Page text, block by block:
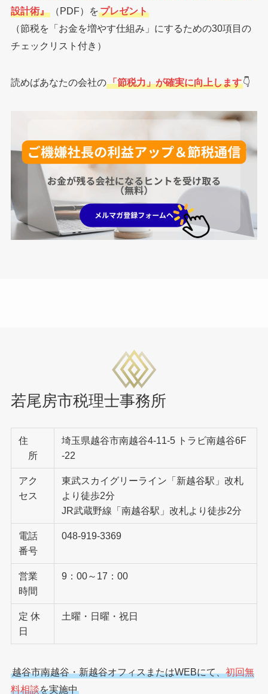
設計術』（PDF）をプレゼント
（節税を「お金を増やす仕組み」にするための30項目の
チェックリスト付き）
読めばあなたの会社の「節税力」が確実に向上します👇
若尾房市税理士事務所
住
所
埼玉県越谷市南越谷4-11-5 トラビ南越谷6F
-22
アク
セス
東武スカイグリーライン「新越谷駅」改札
より徒歩2分
JR武蔵野線「南越谷駅」改札より徒歩2分
電話
番号
048-919-3369
営業
時間
9：00～17：00
定 休
日
土曜・日曜・祝日
越谷市南越谷・新越谷オフィスまたはWEBにて、初回無
料相談を実施中